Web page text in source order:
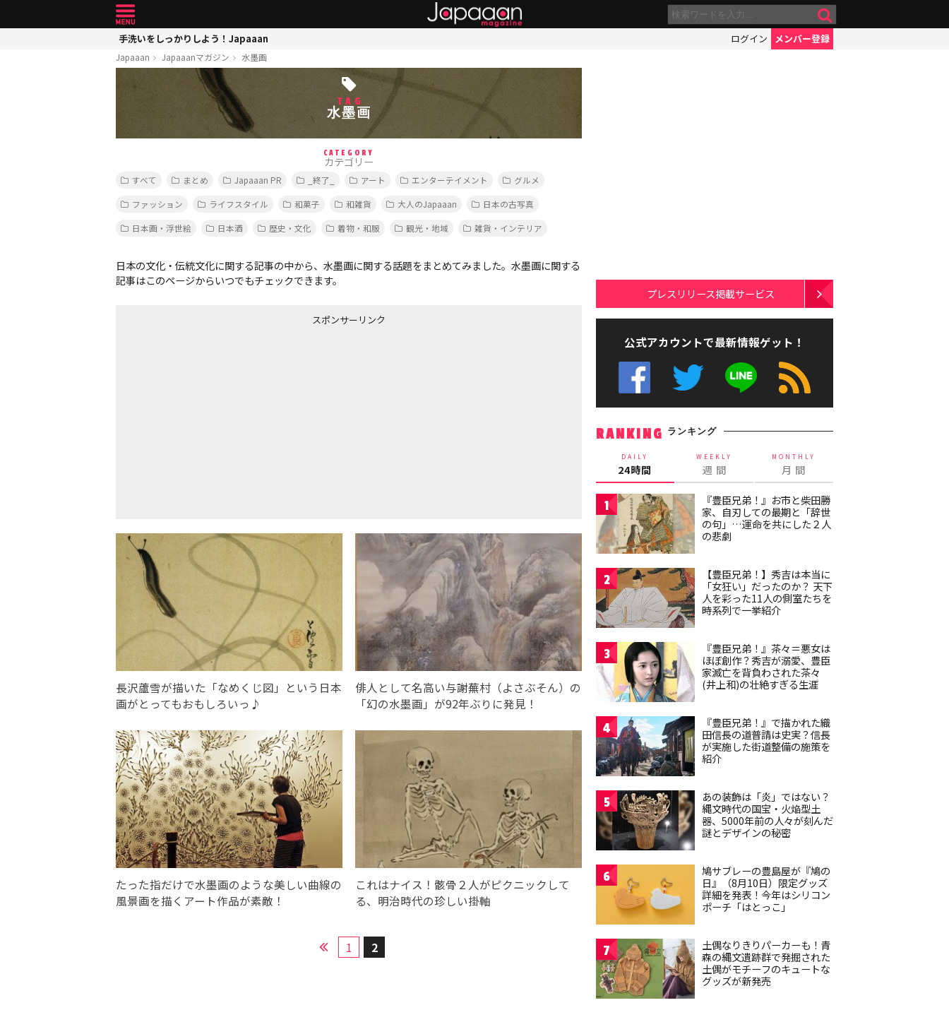
手洗いをしっかりしよう！Japaaan ログイン メンバー登録
Japaaan Japaaanマガジン 水墨画
TAG
水墨画
CATEGORY
カテゴリー
すべて まとめ Japaaan PR _終了_ アート エンターテイメント
グルメ
ファッション
ライフスタイル 和菓子 和雑貨 大人のJapaaan
日本の古写真
日本画・浮世絵
日本酒 歴史・文化 着物・和服 観光・地域 雑貨・インテリア
日本の文化・伝統文化に関する記事の中から、水墨画に関する話題をまとめてみました。水墨画に関する
記事はこのページからいつでもチェックできます。
スポンサーリンク
長沢蘆雪が描いた「なめくじ図」という日本
画がとってもおもしろいっ♪
俳人として名高い与謝蕪村（よさぶそん）の
「幻の水墨画」が92年ぶりに発見！
たった指だけで水墨画のような美しい曲線の
風景画を描くアート作品が素敵！
これはナイス！骸骨２人がピクニックして
る、明治時代の珍しい掛軸
1 2
プレスリリース掲載サービス
公式アカウントで最新情報ゲット！
RANKING ランキング
DAILY
24時間
WEEKLY
週 間
MONTHLY
月 間
1
『豊臣兄弟！』お市と柴田勝
家、自刃しての最期と「辞世
の句」…運命を共にした２人
の悲劇
2
【豊臣兄弟！】秀吉は本当に
「女狂い」だったのか？ 天下
人を彩った11人の側室たちを
時系列で一挙紹介
3
『豊臣兄弟！』茶々＝悪女は
ほぼ創作？秀吉が溺愛、豊臣
家滅亡を背負わされた茶々
(井上和)の壮絶すぎる生涯
4
『豊臣兄弟！』で描かれた織
田信長の道普請は史実？信長
が実施した街道整備の施策を
紹介
5
あの装飾は「炎」ではない？
縄文時代の国宝・火焔型土
器、5000年前の人々が刻んだ
謎とデザインの秘密
6
鳩サブレーの豊島屋が『鳩の
日』（8月10日）限定グッズ
詳細を発表！今年はシリコン
ポーチ「はとっこ」
7
土偶なりきりパーカーも！青
森の縄文遺跡群で発掘された
土偶がモチーフのキュートな
グッズが新発売